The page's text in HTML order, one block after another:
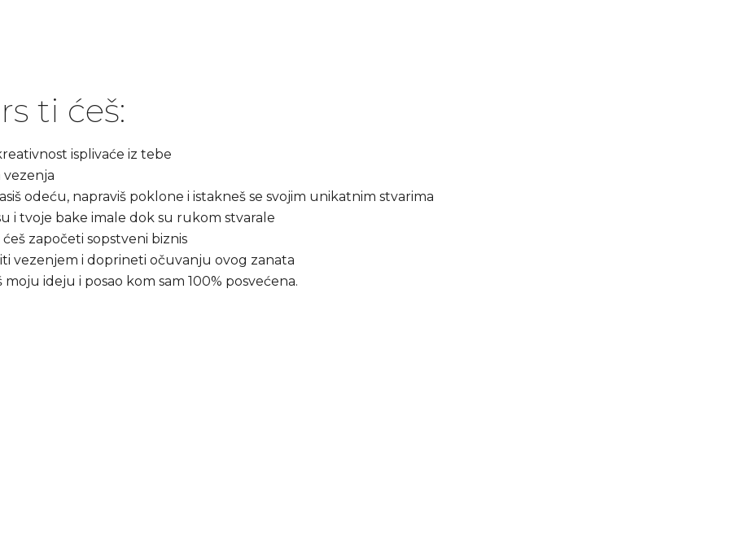
ti ćeš:
isplivaće iz tebe
vezenja
odeću, napraviš poklone i istakneš se svojim unikatnim stvarima
i tvoje bake imale dok su rukom stvarale
započeti sopstveni biznis
vezenjem i doprineti očuvanju ovog zanata
ideju i posao kom sam 100% posvećena.